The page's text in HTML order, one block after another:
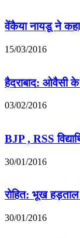
वेंकैया नायडू ने
15/03/2016
हैदराबाद: ओवैसी
03/02/2016
BJP , RSS
30/01/2016
रोहित: भूख हड़ताल
30/01/2016